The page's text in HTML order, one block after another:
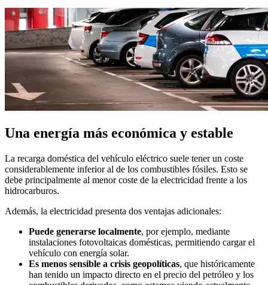
Una energía más económica y estable
La recarga doméstica del vehículo eléctrico suele tener un coste
considerablemente inferior al de los combustibles fósiles. Esto se
debe principalmente al menor coste de la electricidad frente a los
hidrocarburos.
Además, la electricidad presenta dos ventajas adicionales:
Puede generarse localmente, por ejemplo, mediante
instalaciones fotovoltaicas domésticas, permitiendo cargar el
vehículo con energía solar.
Es menos sensible a crisis geopolíticas, que históricamente
han tenido un impacto directo en el precio del petróleo y los